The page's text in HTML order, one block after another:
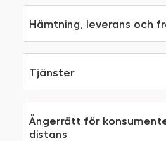
Hämtning, leverans och
Tjänster
Ångerrätt för
distans